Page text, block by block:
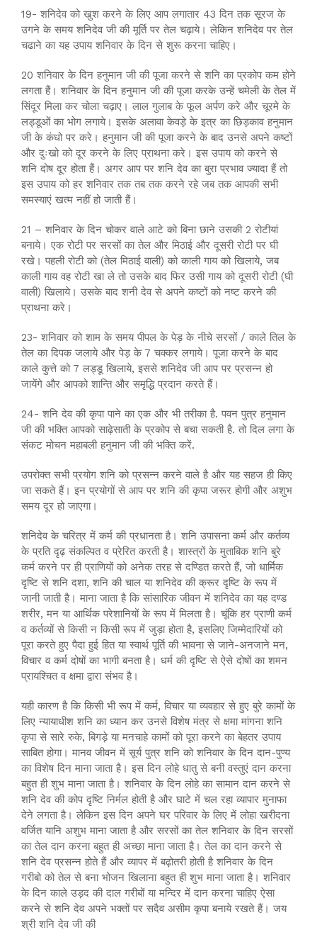
19- शनिदेव को खुश करने के लिए आप लगातार 43 दिन तक सूरज के
उगने के समय शनिदेव जी की मूर्ति पर तेल चढ़ाये। लेकिन शनिदेव पर तेल
चढाने का यह उपाय शनिवार के दिन से शुरू करना चाहिए।
20 शनिवार के दिन हनुमान जी की पूजा करने से शनि का प्रकोप कम होने
लगता हैं। शनिवार के दिन हनुमान जी की पूजा करके उन्हें चमेली के तेल में
सिंदूर मिला कर चोला चढ़ाए। लाल गुलाब के फूल अर्पण करे और चूरमे के
लड्डूओं का भोग लगाये। इसके अलावा केवड़े के इत्र का छिड़काव हनुमान
जी के कंधो पर करे। हनुमान जी की पूजा करने के बाद उनसे अपने कष्टों
और दुःखो को दूर करने के लिए प्राथना करे। इस उपाय को करने से
शनि दोष दूर होता हैं। अगर आप पर शनि देव का बुरा प्रभाव ज्यादा हैं तो
इस उपाय को हर शनिवार तक तब तक करने रहे जब तक आपकी सभी
समस्याएं खत्म नहीं हो जाती हैं।
21 – शनिवार के दिन चोकर वाले आटे को बिना छाने उसकी 2 रोटीयां
बनाये। एक रोटी पर सरसों का तेल और मिठाई और दूसरी रोटी पर घी
रखे। पहली रोटी को (तेल मिठाई वाली) को काली गाय को खिलाये, जब
काली गाय वह रोटी खा ले तो उसके बाद फिर उसी गाय को दूसरी रोटी (घी
वाली) खिलाये। उसके बाद शनी देव से अपने कष्टों को नष्ट करने की
प्राथना करे।
23- शनिवार को शाम के समय पीपल के पेड़ के नीचे सरसों / काले तिल के
तेल का दिपक जलाये और पेड़ के 7 चक्कर लगाये। पूजा करने के बाद
काले कुत्ते को 7 लड्डू खिलाये, इससे शनिदेव जी आप पर प्रसन्न हो
जायेंगे और आपको शान्ति और समृद्धि प्रदान करते हैं।
24- शनि देव की कृपा पाने का एक और भी तरीका है. पवन पुत्र हनुमान
जी की भक्ति आपको साढ़ेसाती के प्रकोप से बचा सकती है. तो दिल लगा के
संकट मोचन महाबली हनुमान जी की भक्ति करें.
उपरोक्त सभी प्रयोग शनि को प्रसन्न करने वाले है और यह सहज ही किए
जा सकते हैं। इन प्रयोगों से आप पर शनि की कृपा जरूर होगी और अशुभ
समय दूर हो जाएगा।
शनिदेव के चरित्र में कर्म की प्रधानता है। शनि उपासना कर्म और कर्तव्य
के प्रति दृढ़ संकल्पित व प्रेरित करती है। शास्त्रों के मुताबिक शनि बुरे
कर्म करने पर ही प्राणियों को अनेक तरह से दण्डित करते हैं, जो धार्मिक
दृष्टि से शनि दशा, शनि की चाल या शनिदेव की क्रूर दृष्टि के रूप में
जानी जाती है। माना जाता है कि सांसारिक जीवन में शनिदेव का यह दण्ड
शरीर, मन या आर्थिक परेशानियों के रूप में मिलता है। चूंकि हर प्राणी कर्म
व कर्तव्यों से किसी न किसी रूप में जुड़ा होता है, इसलिए जिम्मेदारियों को
पूरा करते हुए पैदा हुई हित या स्वार्थ पूर्ति की भावना से जाने-अनजाने मन,
विचार व कर्म दोषों का भागी बनता है। धर्म की दृष्टि से ऐसे दोषों का शमन
प्रायश्चित व क्षमा द्वारा संभव है।
यही कारण है कि किसी भी रूप में कर्म, विचार या व्यवहार से हुए बुरे कामों के
लिए न्यायाधीश शनि का ध्यान कर उनसे विशेष मंत्र से क्षमा मांगना शनि
कृपा से सारे रुके, बिगड़े या मनचाहे कामों को पूरा करने का बेहतर उपाय
साबित होगा। मानव जीवन में सूर्य पुत्र शनि को शनिवार के दिन दान-पुण्य
का विशेष दिन माना जाता है। इस दिन लोहे धातु से बनी वस्तुएं दान करना
बहुत ही शुभ माना जाता है। शनिवार के दिन लोहे का सामान दान करने से
शनि देव की कोप दृष्टि निर्मल होती है और घाटे में चल रहा व्यापार मुनाफा
देने लगता है। लेकिन इस दिन अपने घर परिवार के लिए में लोहा खरीदना
वर्जित यानि अशुभ माना जाता है और सरसों का तेल शनिवार के दिन सरसों
का तेल दान करना बहुत ही अच्छा माना जाता है। तेल का दान करने से
शनि देव प्रसन्न होते हैं और व्यापर में बढ़ोतरी होती है शनिवार के दिन
गरीबो को तेल से बना भोजन खिलाना बहुत ही शुभ माना जाता है। शनिवार
के दिन काले उड़द की दाल गरीबों या मन्दिर में दान करना चाहिए ऐसा
करने से शनि देव अपने भक्तों पर सदैव असीम कृपा बनाये रखते हैं। जय
श्री शनि देव जी की